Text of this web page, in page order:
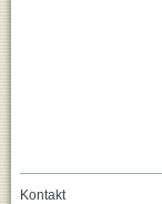
Kontakt